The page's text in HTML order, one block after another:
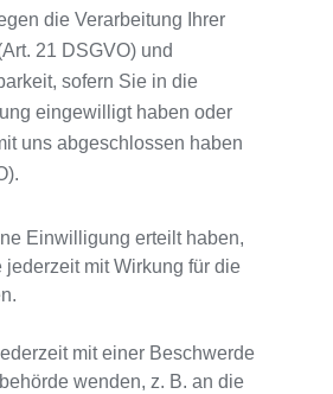
die Verarbeitung Ihrer
21 DSGVO) und
sofern Sie in die
eingewilligt haben oder
uns abgeschlossen haben
Einwilligung erteilt haben,
jederzeit mit Wirkung für die
mit einer Beschwerde
wenden, z. B. an die